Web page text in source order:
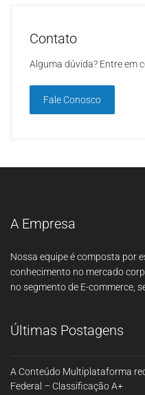
Contato
Alguma dúvida? Entre em
Fale Conosco
A Empresa
Nossa equipe é composta por
conhecimento no mercado
no segmento de E-commerce,
Últimas Postagens
A Conteúdo Multiplataforma
Federal – Classificação A+